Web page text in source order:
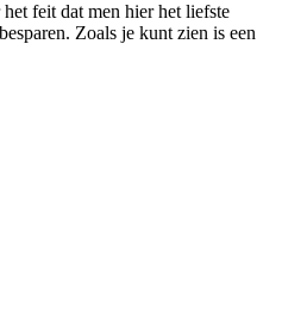
feit dat men hier het liefste
Zoals je kunt zien is een